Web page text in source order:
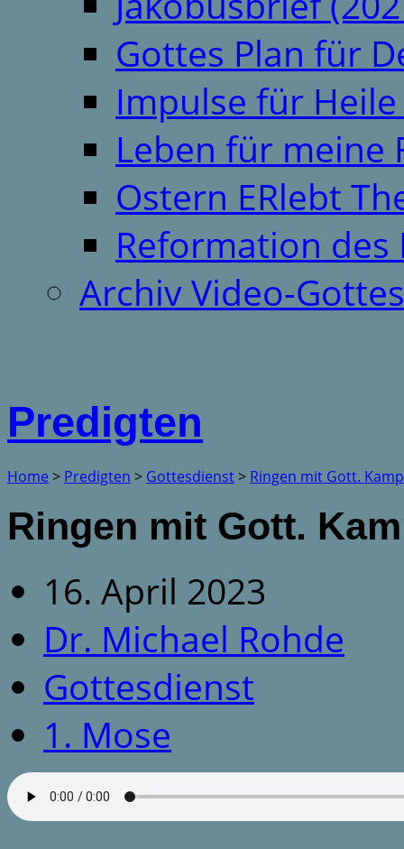
Gottes Plan für
Impulse für
Leben für meine
Ostern ERlebt
Reformation des
Archiv Video-
Predigten
Home > Predigten > Gottesdienst> Ringen mit Gott.
Ringen mit Gott.
16. April 2023
Dr. Michael Rohde
Gottesdienst
1. Mose